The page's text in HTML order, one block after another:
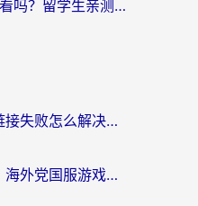
央视影音VIP海外可以看吗？留学生亲测有效的回国加速器选择指南
女神星球海外服务器链接失败怎么解决？海外党国服游戏加速避坑指南
日本怎么玩君临传奇？海外党国服游戏加速避坑指南（附菲律宾欧洲玩家实测）